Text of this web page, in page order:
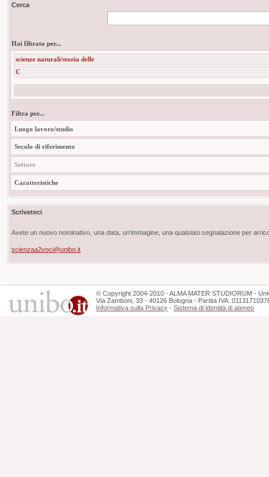
Cerca
Hai filtrato per...
scienze naturali/storia delle
C
Filtra per...
Luogo lavoro/studio
Secolo di riferimento
Settore
Caratteristiche
Scriveteci
Avete un nuovo nominativo, una data, un'immagine, una qualsiasi segnalazione per
scienzaa2voci@unibo.it
©Copyright 2004-2010 - ALMA MATER STUDIORUM -
Via Zamboni, 33 - 40126 Bologna - Partita IVA:
Informativa sulla Privacy -Sistema di identità di ateneo